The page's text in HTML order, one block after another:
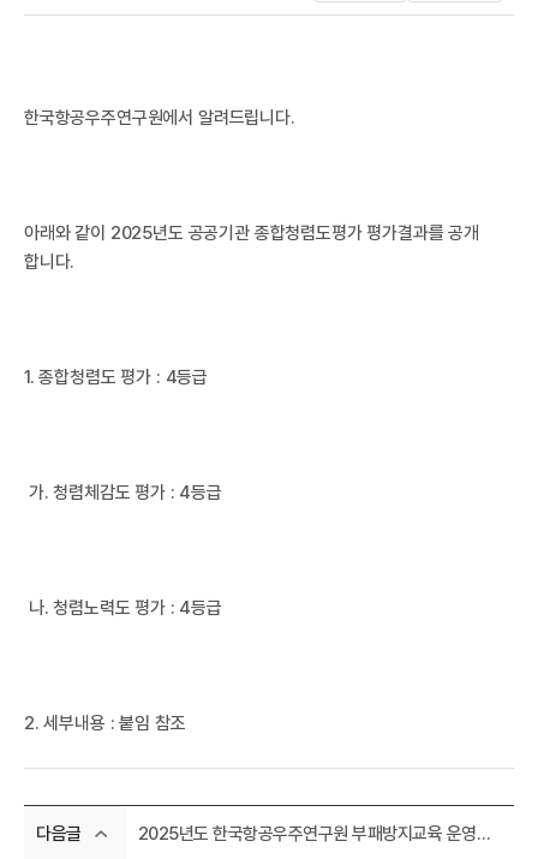
R
I
한
한국항공우주연구원에서 알려드립니다.
아래와 같이 2025년도 공공기관 종합청렴도평가 평가결과를 공개
합니다.
1. 종합청렴도 평가 : 4등급
가. 청렴체감도 평가 : 4등급
나. 청렴노력도 평가 : 4등급
2. 세부내용 : 붙임 참조
다음글 2025년도 한국항공우주연구원 부패방지교육 운영실적 홈페이지 게시